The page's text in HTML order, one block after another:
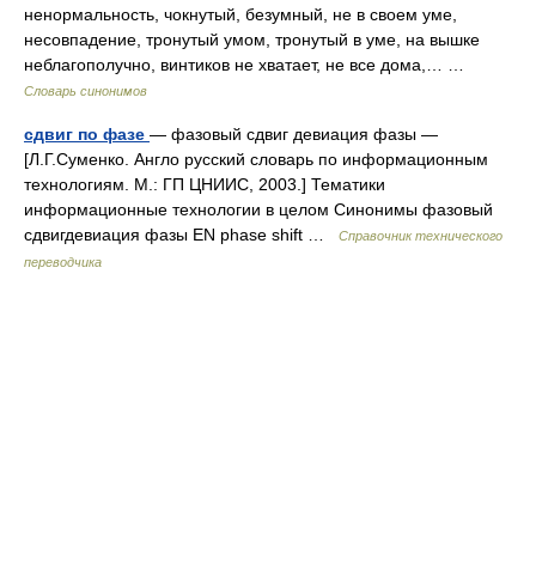
ненормальность, чокнутый, безумный, не в своем уме,
несовпадение, тронутый умом, тронутый в уме, на вышке
неблагополучно, винтиков не хватает, не все дома,… …
Словарь синонимов
сдвиг по фазе — фазовый сдвиг девиация фазы —
[Л.Г.Суменко. Англо русский словарь по информационным
технологиям. М.: ГП ЦНИИС, 2003.] Тематики
информационные технологии в целом Синонимы фазовый
сдвигдевиация фазы EN phase shift …
Справочник технического
переводчика